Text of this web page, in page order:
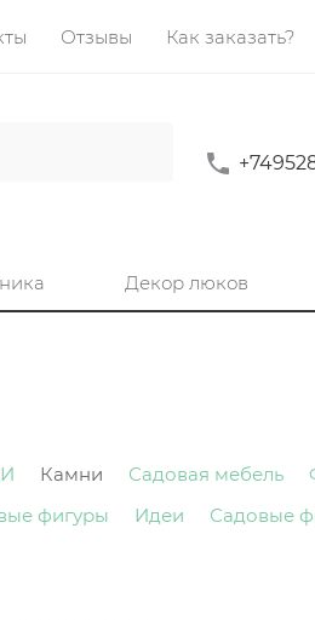
Отзывы Как заказать?
Декор люков
Камни Садовая мебель
фигуры Идеи Садовые